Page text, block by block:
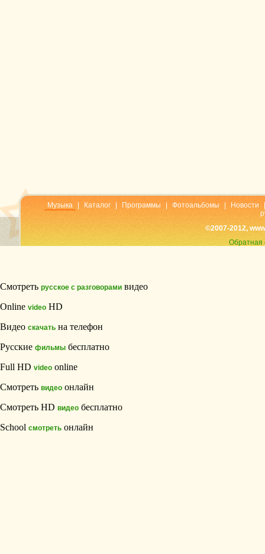
Музыка Каталог Программы Фотоальбомы Новости
©2007-2012,
Обратная
Смотреть русское с разговорами видео
Online video HD
Видео скачать на телефон
Русские фильмы бесплатно
Full HD video online
Смотреть видео онлайн
Смотреть HD видео бесплатно
School смотреть онлайн